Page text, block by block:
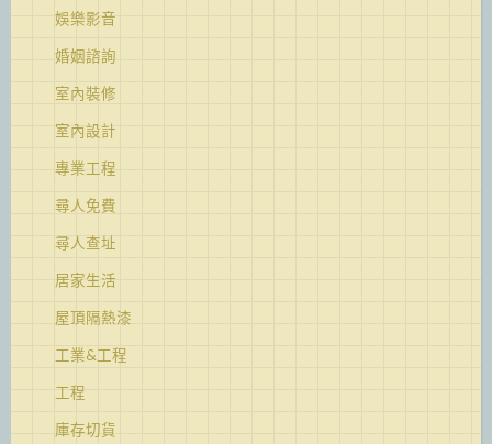
娛樂影音
婚姻諮詢
室內裝修
室內設計
專業工程
尋人免費
尋人查址
居家生活
屋頂隔熱漆
工業&工程
工程
庫存切貨